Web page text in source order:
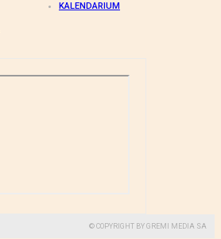
KALENDARIUM
© COPYRIGHT BY GREMI MEDIA SA